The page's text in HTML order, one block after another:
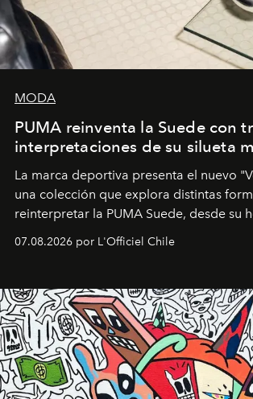
MODA
PUMA reinventa la Suede con
interpretaciones de su silueta
La marca deportiva presenta el nuevo
una colección que explora distintas
reinterpretar la PUMA Suede, desde su
diseño y el universo outdoor.
07.08.2026 por L'Officiel Chile